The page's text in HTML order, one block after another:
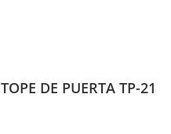
TOPE DE PUERTA TP-21